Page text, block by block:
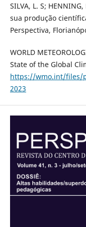
SILVA, L. S;
sua produção
Perspectiva,
WORLD
State of the Global
https://wmo.int/files/
2023